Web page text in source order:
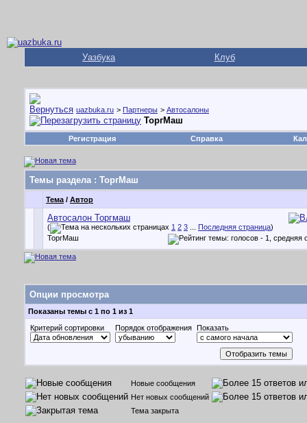
Уазбука Клуб
uazbuka.ru > Партнеры > Автосалоны
ТоргМаш
Регистрация Справка
Темы раздела: ТоргМаш
Тема / Автор
Автосалон Торгмаш
( 1 2 3 Последняя страница)
ТоргМаш
Опции просмотра
Показаны темы с 1 по 1 из 1
Критерий сортировки
Порядок отображения Показать
Новые сообщения
Нет новых сообщений
Тема закрыта